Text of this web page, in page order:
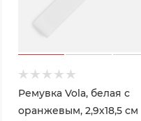
Ремувка Vola, белая с
оранжевым, 2,9х18,5 см